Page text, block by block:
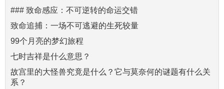
### 致命感应：不可逆转的命运交错
致命追捕：一场不可逃避的生死较量
99个月亮的梦幻旅程
七时吉祥是什么意思？
故宫里的大怪兽究竟是什么？它与莫奈何的谜题有什么关
系？